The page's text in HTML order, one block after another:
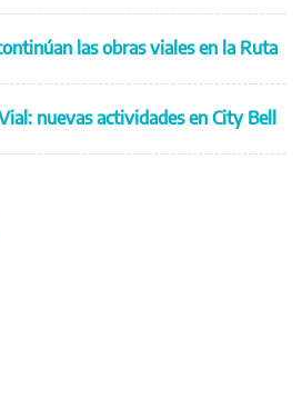
las obras viales en la Ruta
nuevas actividades en City Bell